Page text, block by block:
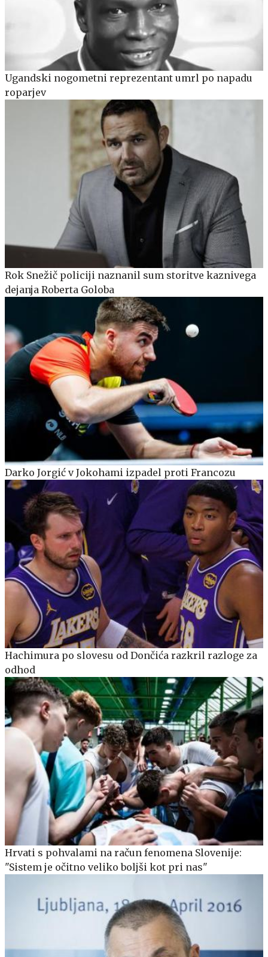
Ugandski nogometni reprezentant umrl po napadu
roparjev
Rok Snežič policiji naznanil sum storitve kaznivega
dejanja Roberta Goloba
Darko Jorgić v Jokohami izpadel proti Francozu
Hachimura po slovesu od Dončića razkril razloge za
odhod
Hrvati s pohvalami na račun fenomena Slovenije:
"Sistem je očitno veliko boljši kot pri nas"